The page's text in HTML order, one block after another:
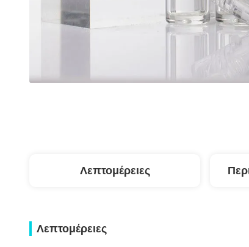
Λεπτομέρειες
Λεπτομέρειες